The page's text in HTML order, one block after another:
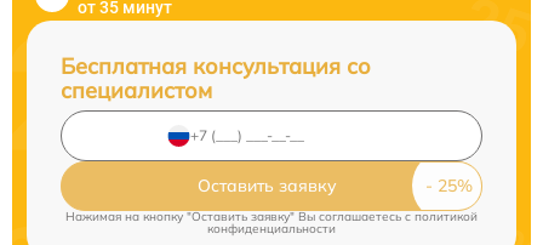
от 35 минут
Бесплатная консультация со
специалистом
Оставить заявку
Нажимая на кнопку "Оставить заявку" Вы соглашаетесь cполитикой
конфиденциальности